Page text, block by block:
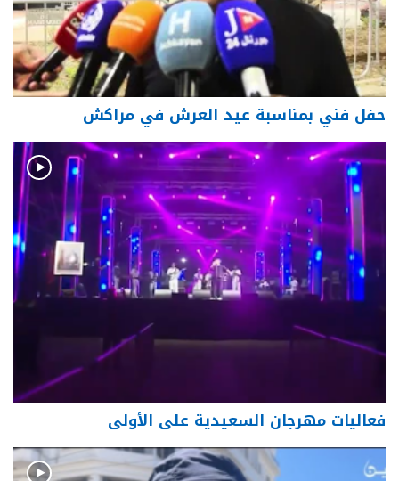
حفل فني بمناسبة عيد العرش في مراكش
فعاليات مهرجان السعيدية على الأولى